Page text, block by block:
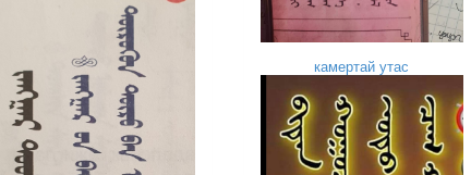
камертай утас